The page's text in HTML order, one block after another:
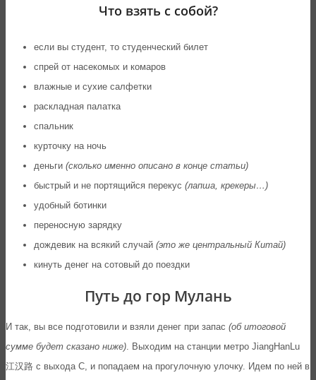
Что взять с собой?
если вы студент, то студенческий билет
спрей от насекомых и комаров
влажные и сухие салфетки
раскладная палатка
спальник
курточку на ночь
деньги (сколько именно описано в конце статьи)
быстрый и не портящийся перекус (лапша, крекеры…)
удобный ботинки
переносную зарядку
дождевик на всякий случай (это же центральный Китай)
кинуть денег на сотовый до поездки
Путь до гор Мулань
И так, вы все подготовили и взяли денег при запас (об итоговой
сумме будет сказано ниже). Выходим на станции метро JiangHanLu
江汉路 с выхода С, и попадаем на прогулочную улочку. Идем по ней в